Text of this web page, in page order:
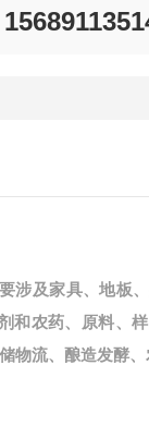
涉及家具、地板
和农药、原料、
物流、酿造发酵